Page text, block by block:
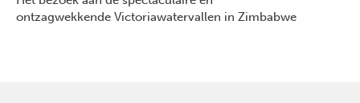
ontzagwekkende Victoriawatervallen in Zimbabwe